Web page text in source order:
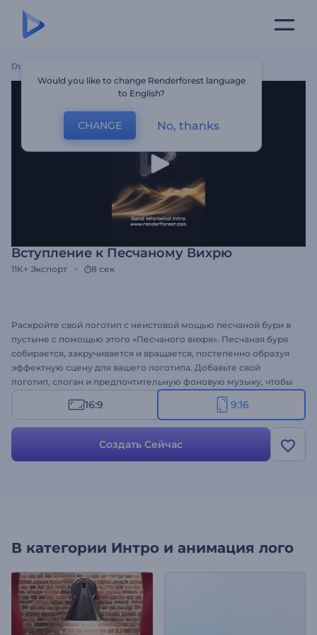
Главная
Вступление к Песчаному Вихрю
11K+ Экспорт 8 сек
Раскройте свой логотип с неистовой мощью песчаной бури в
пустыне с помощью этого «Песчаного вихря». Песчаная буря
собирается, закручивается и вращается, постепенно образуя
эффектную сцену для вашего логотипа. Добавьте свой
логотип, слоган и предпочтительную фоновую музыку, чтобы
создать уникальную и впечатляющую презентацию логотипа.
Идеально подходит для кинематографических презентаций,
тематику и многого другого. Создайте сейчас и сделайте свой
логотип центром внимания!
16:9 9:16
Создать Сейчас
В категории Интро и анимация лого
Would you like to change Renderforest language
to English?
CHANGE No, thanks